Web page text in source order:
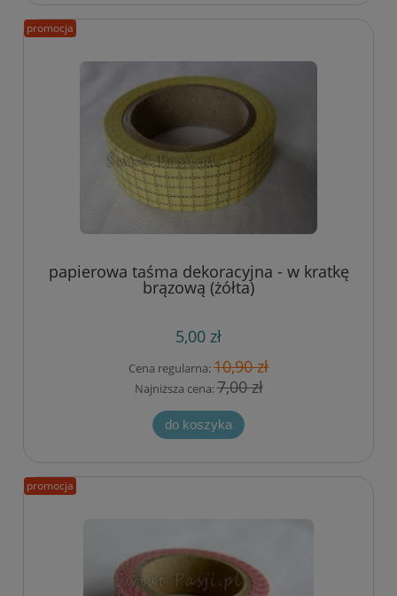
papierowa taśma dekoracyjna - w kratkę
brązową (żółta)
5,00 zł
Cena regularna:10,90 zł
Najniższa cena:7,00 zł
do koszyka
promocja
promocja